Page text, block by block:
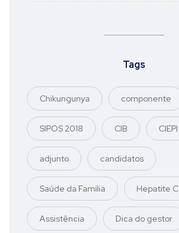
Tags
Chikungunya componente
SIPOS 2018 CIB CIEPI
adjunto candidatos
Saúde da Família Hepatite C
Assistência Dica do gestor